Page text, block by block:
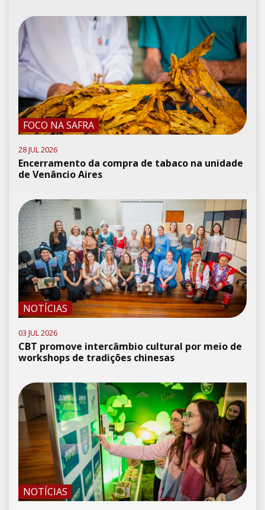
FOCO NA SAFRA
28 JUL 2026
Encerramento da compra de tabaco na unidade
de Venâncio Aires
NOTÍCIAS
03 JUL 2026
CBT promove intercâmbio cultural por meio de
workshops de tradições chinesas
NOTÍCIAS